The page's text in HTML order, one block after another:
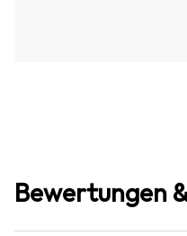
Bewertungen